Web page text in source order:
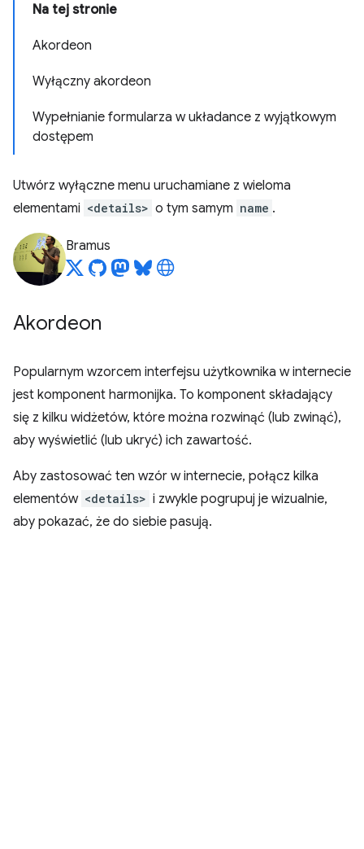
Na tej stronie
Akordeon
Wyłączny akordeon
Wypełnianie formularza w układance z wyjątkowym
dostępem
Utwórz wyłączne menu uruchamiane z wieloma
elementami <details> o tym samym name .
Bramus
Akordeon
Popularnym wzorcem interfejsu użytkownika w internecie
jest komponent harmonijka. To komponent składający
się z kilku widżetów, które można rozwinąć (lub zwinąć),
aby wyświetlić (lub ukryć) ich zawartość.
Aby zastosować ten wzór w internecie, połącz kilka
elementów <details> i zwykle pogrupuj je wizualnie,
aby pokazać, że do siebie pasują.